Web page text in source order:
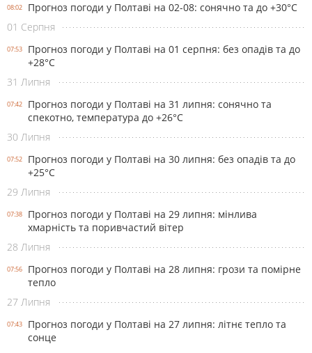
08:02
Прогноз погоди у Полтаві на 02-08: сонячно та до +30°С
01 Серпня
07:53
Прогноз погоди у Полтаві на 01 серпня: без опадів та до
+28°С
31 Липня
07:42
Прогноз погоди у Полтаві на 31 липня: сонячно та
спекотно, температура до +26°С
30 Липня
07:52
Прогноз погоди у Полтаві на 30 липня: без опадів та до
+25°С
29 Липня
07:38
Прогноз погоди у Полтаві на 29 липня: мінлива
хмарність та поривчастий вітер
28 Липня
07:56
Прогноз погоди у Полтаві на 28 липня: грози та помірне
тепло
27 Липня
07:43
Прогноз погоди у Полтаві на 27 липня: літнє тепло та
сонце